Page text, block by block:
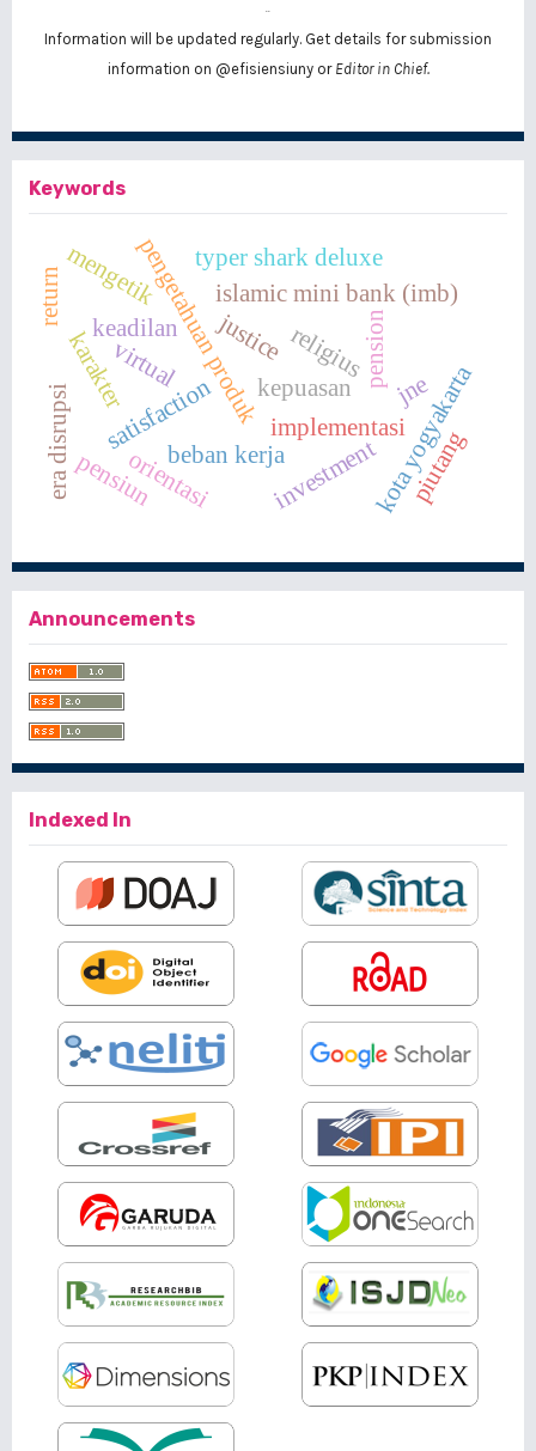
..
Information will be updated regularly. Get details for submission
information on @efisiensiunyor Editor in Chief.
Keywords
beban kerja
pengetahuan produkkepuasan
keadilan
satisfaction
justice
karakter
implementasikota yogyakarta
orientasi
religius
islamic mini bank (imb)
typer shark deluxe
mengetik
pension
pensiun investment
era disrupsi jne
piutang
return
virtual
Announcements
Indexed In